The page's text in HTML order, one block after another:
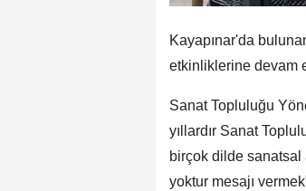
Kayapınar'da
etkinliklerine devam
Sanat Topluluğu
yıllardır Sanat
birçok dilde sanatsal
yoktur mesajı